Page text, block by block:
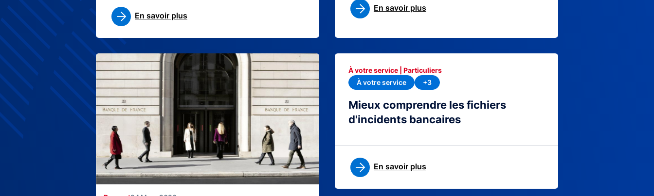
En savoir plus
En savoir plus
Mieux comprendre les fichiers
d'incidents bancaires
À votre service | Particuliers
À votre service
+3
En savoir plus